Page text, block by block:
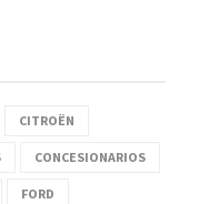
CITROËN
CONCESIONARIOS
FORD